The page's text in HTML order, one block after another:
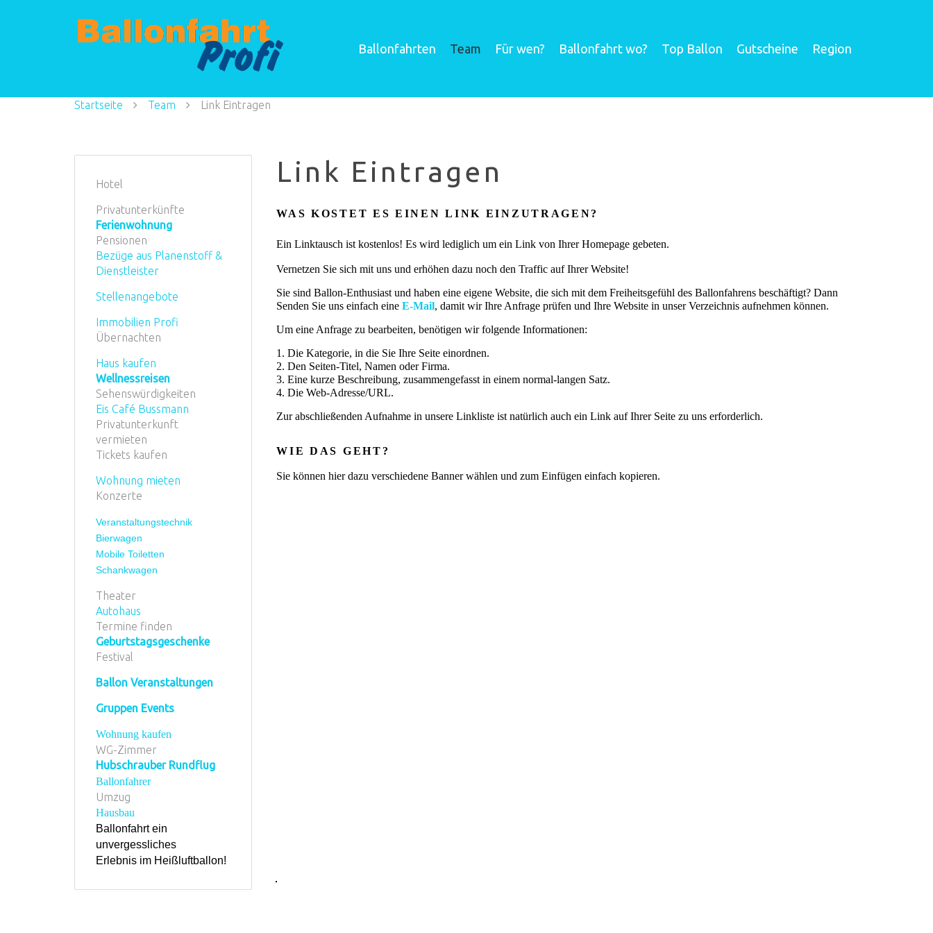
Ballonfahrten Team Für wen? Ballonfahrt wo? Top Ballon Gutscheine Region
Startseite Team Link Eintragen
Link Eintragen
WAS KOSTET ES EINEN LINK EINZUTRAGEN?
Ein Linktausch ist kostenlos! Es wird lediglich um ein Link von Ihrer Homepage gebeten.
Vernetzen Sie sich mit unsund erhöhen dazu noch den Traffic auf Ihrer Website!
Sie sind Ballon-Enthusiast und haben eine eigene Website, die sich mit dem Freiheitsgefühl des Ballonfahrens beschäftigt? Dann
Senden Sie uns einfach eineE-Mail, damit wir Ihre Anfrage prüfen und Ihre Website in unser Verzeichnis aufnehmen können.
Um eine Anfrage zu bearbeiten, benötigen wir folgende Informationen:
1. Die Kategorie, in die Sie Ihre Seite einordnen.
2. Den Seiten-Titel, Namen oder Firma.
3. Eine kurze Beschreibung, zusammengefasst in einem normal-langen Satz.
4. Die Web-Adresse/URL.
Zur abschließenden Aufnahme in unsere Linkliste ist natürlich auch ein Link auf Ihrer Seite zu uns erforderlich.
WIE DAS GEHT?
Sie können hier dazu verschiedene Banner wählen und zum Einfügen einfach kopieren.
Hotel
Privatunterkünfte
Ferienwohnung
Pensionen
Bezüge aus Planenstoff &
Dienstleister
Stellenangebote
Immobilien Profi
Übernachten
Haus kaufen
Wellnessreisen
Sehenswürdigkeiten
Eis Café Bussmann
Privatunterkunft
vermieten
Tickets kaufen
Wohnung mieten
Konzerte
Veranstaltungstechnik
Bierwagen
Mobile Toiletten
Schankwagen
Theater
Autohaus
Termine finden
Geburtstagsgeschenke
Festival
Ballon Veranstaltungen
Gruppen Events
Wohnung kaufen
WG-Zimmer
Hubschrauber Rundflug
Ballonfahrer
Umzug
Hausbau
Ballonfahrt ein
unvergessliches
Erlebnis im Heißluftballon!